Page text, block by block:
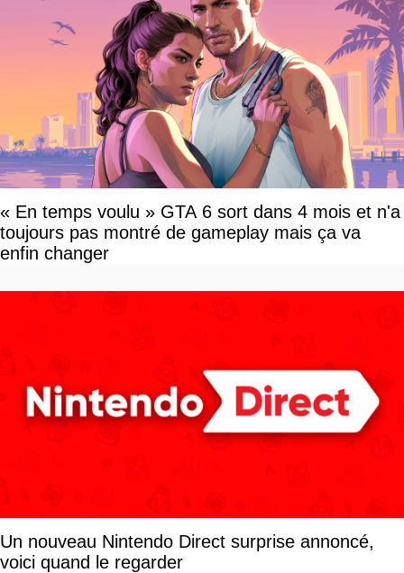
« En temps voulu » GTA 6 sort dans 4 mois et n'a
toujours pas montré de gameplay mais ça va
enfin changer
Un nouveau Nintendo Direct surprise annoncé,
voici quand le regarder